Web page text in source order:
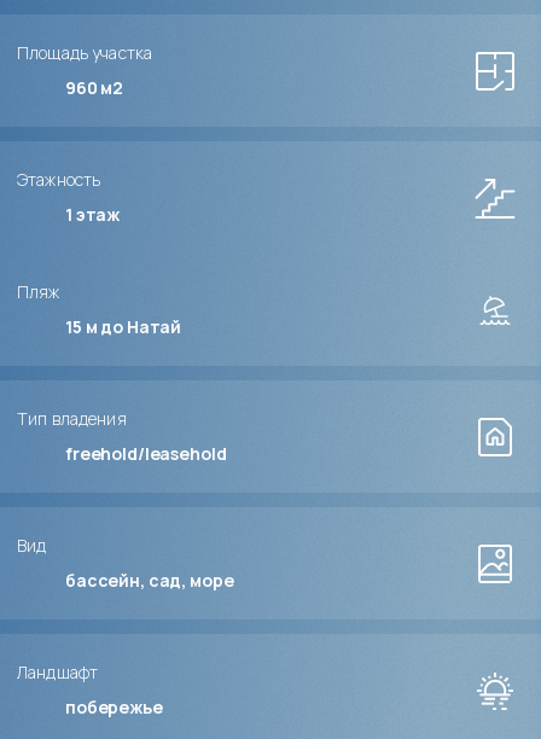
Площадь участка
960 м2
Этажность
1 этаж
Пляж
15 м до Натай
Тип владения
freehold/leasehold
Вид
бассейн, сад, море
Ландшафт
побережье